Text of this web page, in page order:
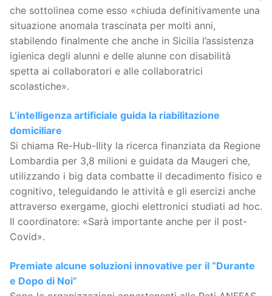
che sottolinea come esso «chiuda definitivamente una
situazione anomala trascinata per molti anni,
stabilendo finalmente che anche in Sicilia l’assistenza
igienica degli alunni e delle alunne con disabilità
spetta ai collaboratori e alle collaboratrici
scolastiche».
L’intelligenza artificiale guida la riabilitazione
domiciliare
Si chiama Re-Hub-Ility la ricerca finanziata da Regione
Lombardia per 3,8 milioni e guidata da Maugeri che,
utilizzando i big data combatte il decadimento fisico e
cognitivo, teleguidando le attività e gli esercizi anche
attraverso exergame, giochi elettronici studiati ad hoc.
Il coordinatore: «Sarà importante anche per il post-
Covid».
Premiate alcune soluzioni innovative per il “Durante
e Dopo di Noi”